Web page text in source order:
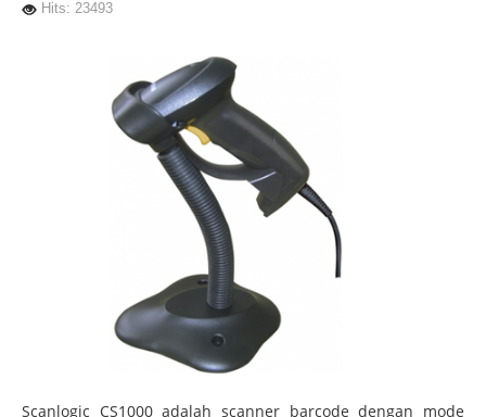
Hits: 23493
Scanlogic CS1000 adalah scanner barcode dengan mode